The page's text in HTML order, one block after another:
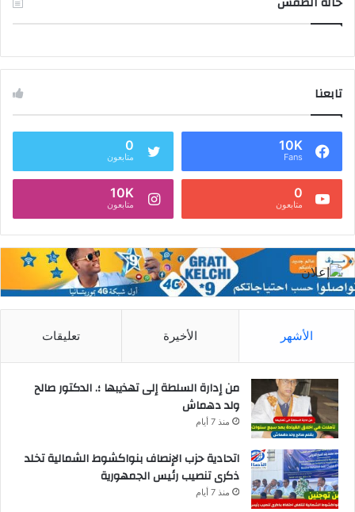
تابعنا
10K
Fans
0
متابعون
0
متابعون
10K
متابعون
الأشهر الأخيرة تعليقات
من إدارة السلطة إلى تهذيبها ؛. الدكتور صالح
ولد دهماش
منذ 7 أيام
اتحادية حزب الإنصاف بنواكشوط الشمالية تخلد
ذكرى تنصيب رئيس الجمهورية
منذ 7 أيام